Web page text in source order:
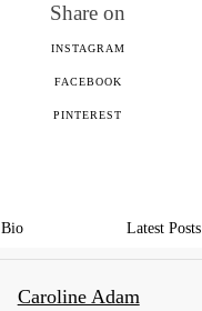
Share on
INSTAGRAM
FACEBOOK
PINTEREST
Bio Latest Posts
Caroline Adam